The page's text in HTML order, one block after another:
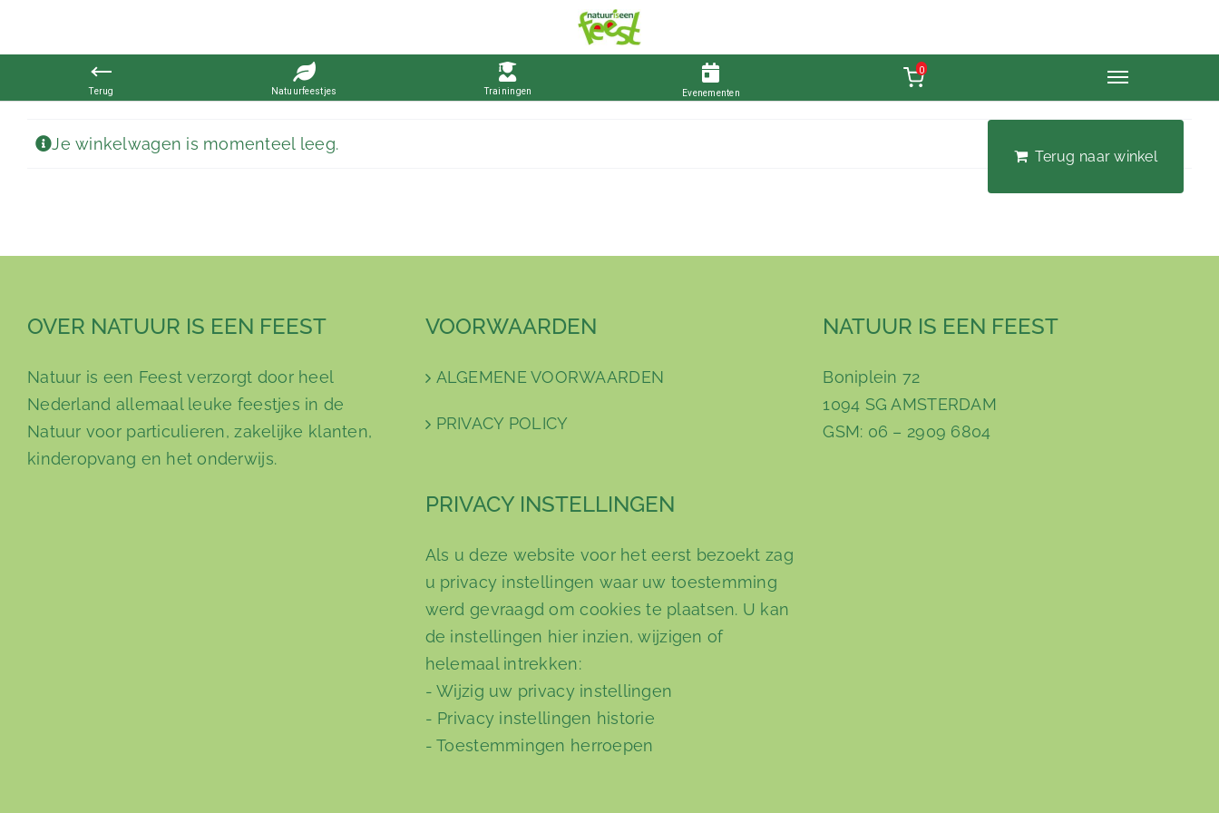
Je winkelwagen is momenteel leeg.
Terug naar winkel
OVER NATUUR IS EEN FEEST
Natuur is een Feest verzorgt door heel
Nederland allemaal leuke feestjes in de
Natuur voor particulieren, zakelijke klanten,
kinderopvang en het onderwijs.
VOORWAARDEN
ALGEMENE VOORWAARDEN
PRIVACY POLICY
PRIVACY INSTELLINGEN
Als u deze website voor het eerst bezoekt zag
u privacy instellingen waar uw toestemming
werd gevraagd om cookies te plaatsen. U kan
de instellingen hier inzien, wijzigen of
helemaal intrekken:
-Wijzig uw privacy instellingen
- Privacy instellingen historie
-Toestemmingen herroepen
NATUUR IS EEN FEEST
Boniplein 72
1094 SG AMSTERDAM
GSM: 06 – 2909 6804
0